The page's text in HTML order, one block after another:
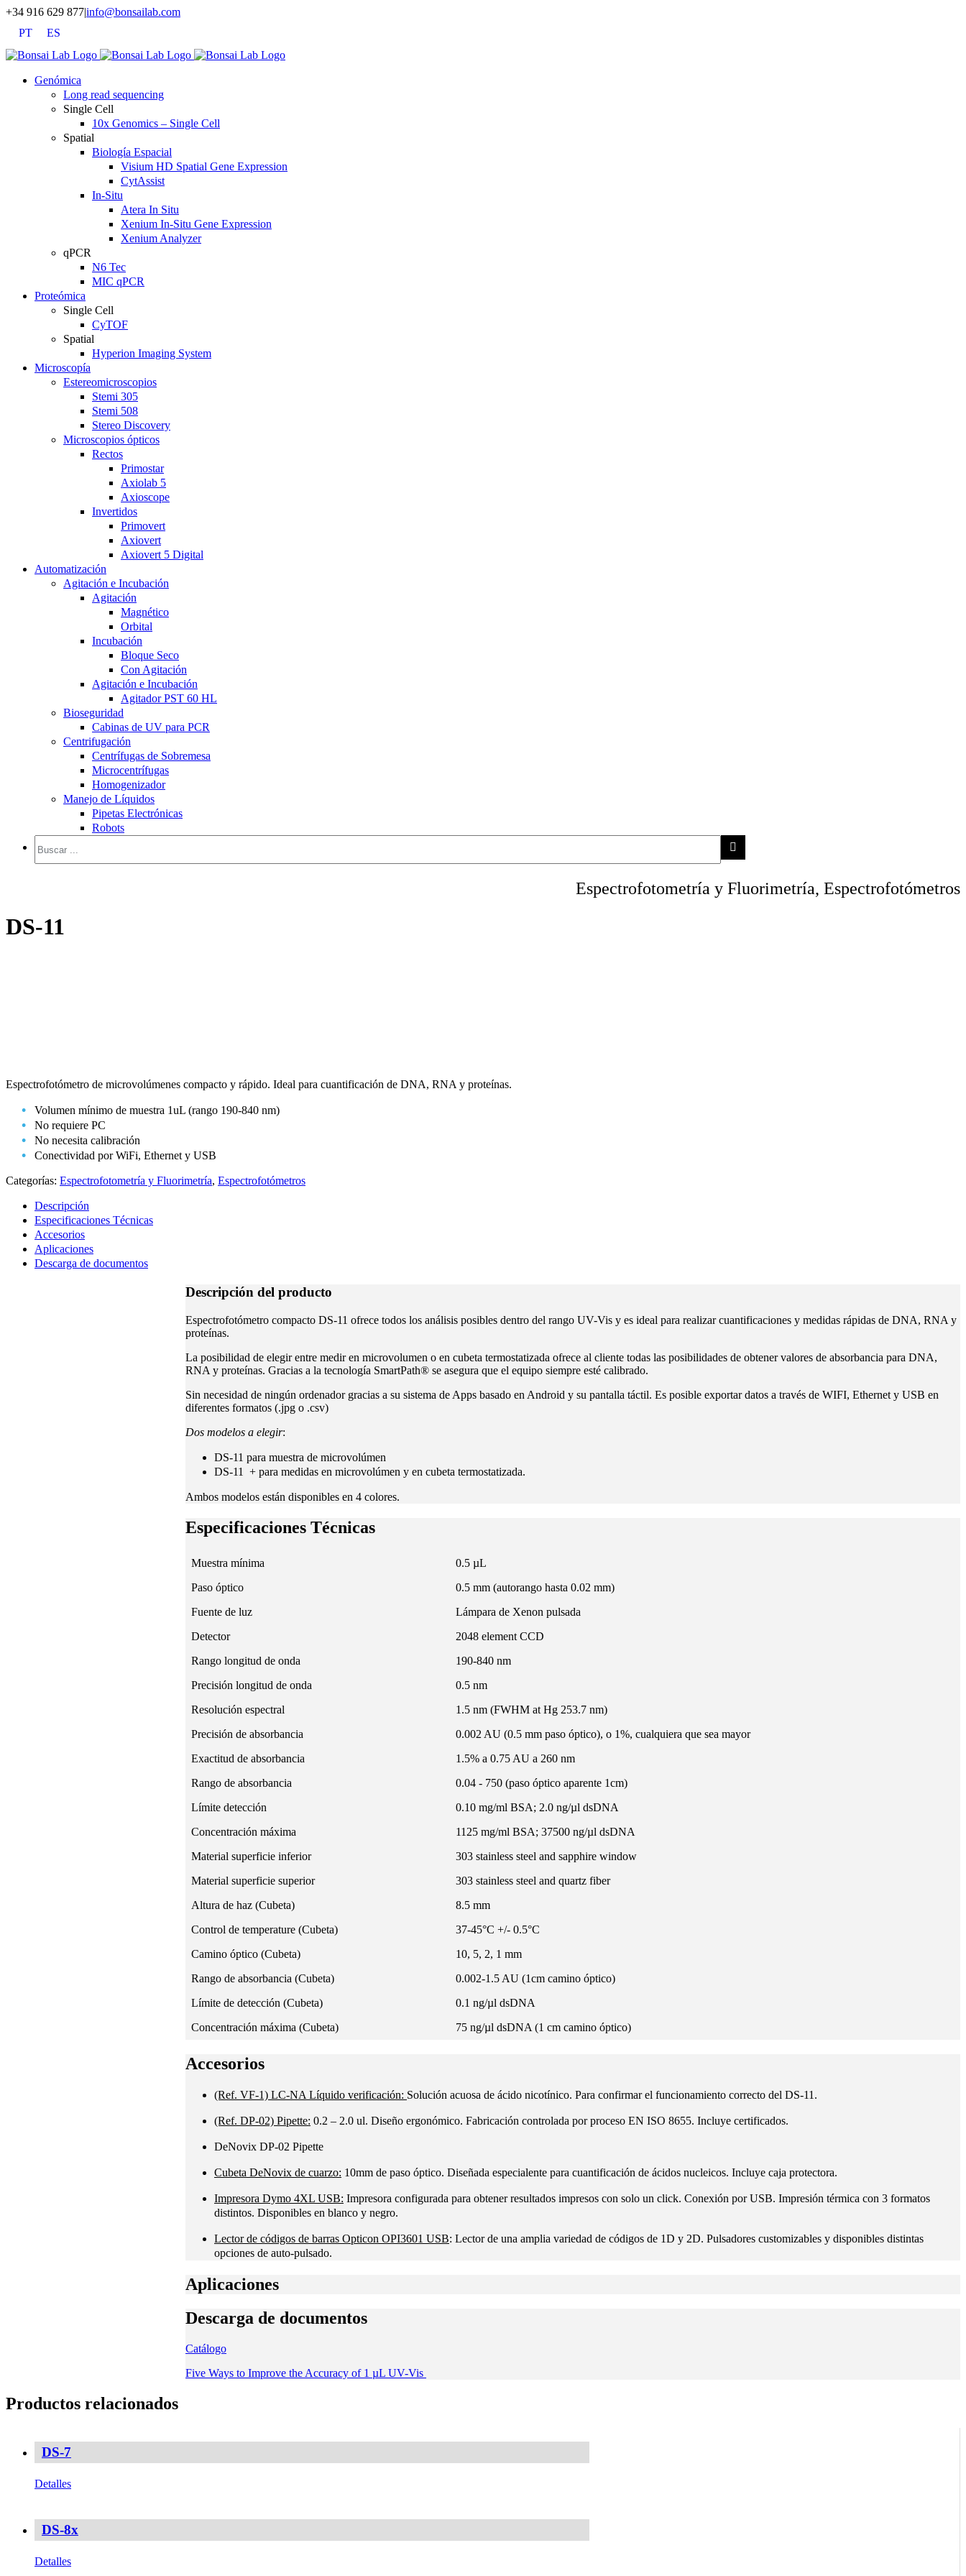
Saltar
contenido
+34 916 629 877|info@bonsailab.com
PT
ES
X
LinkedIn
YouTube
Genómica
Long read sequencing
Single Cell
10x Genomics – Single Cell
Spatial
Biología Espacial
Visium HD Spatial Gene Expression
CytAssist
In-Situ
Atera In Situ
Xenium In-Situ Gene Expression
Xenium Analyzer
qPCR
N6 Tec
MIC qPCR
Proteómica
Single Cell
CyTOF
Spatial
Hyperion Imaging System
Microscopía
Estereomicroscopios
Stemi 305
Stemi 508
Stereo Discovery
Microscopios ópticos
Rectos
Primostar
Axiolab 5
Axioscope
Invertidos
Primovert
Axiovert
Axiovert 5 Digital
Automatización
Agitación e Incubación
Agitación
Magnético
Orbital
Incubación
Bloque Seco
Con Agitación
Agitación e Incubación
Agitador PST 60 HL
Bioseguridad
Cabinas de UV para PCR
Centrifugación
Centrífugas de Sobremesa
Microcentrífugas
Homogenizador
Manejo de Líquidos
Pipetas Electrónicas
Robots
Espectrofotometría y Fluorimetría, Espectrofotómetros
DS-11
Espectrofotómetro de microvolúmenes compacto y rápido. Ideal para cuantificación de DNA, RNA y proteínas.
Volumen mínimo de muestra 1uL (rango 190-840 nm)
No requiere PC
No necesita calibración
Conectividad por WiFi, Ethernet y USB
Categorías: Espectrofotometría y Fluorimetría, Espectrofotómetros
Descripción
Especificaciones Técnicas
Accesorios
Aplicaciones
Descarga de documentos
Descripción del producto
Espectrofotómetro compacto DS-11 ofrece todos los análisis posibles dentro del rango UV-Vis y es ideal para realizar cuantificaciones y medidas rápidas de DNA, RNA y
proteínas.
La posibilidad de elegir entre medir en microvolumen o en cubeta termostatizada ofrece al cliente todas las posibilidades de obtener valores de absorbancia para DNA,
RNA y proteínas. Gracias a la tecnología SmartPath® se asegura que el equipo siempre esté calibrado.
Sin necesidad de ningún ordenador gracias a su sistema de Apps basado en Android y su pantalla táctil. Es posible exportar datos a través de WIFI, Ethernet y USB en
diferentes formatos (.jpg o .csv)
Dos modelos a elegir:
DS-11 para muestra de microvolúmen
DS-11 + para medidas en microvolúmen y en cubeta termostatizada.
Ambos modelos están disponibles en 4 colores.
Especificaciones Técnicas
Muestra mínima
0.5 µL
Paso óptico
0.5 mm (autorango hasta 0.02 mm)
Fuente de luz
Lámpara de Xenon pulsada
Detector
2048 element CCD
Rango longitud de onda
190-840 nm
Precisión longitud de onda
0.5 nm
Resolución espectral
1.5 nm (FWHM at Hg 253.7 nm)
Precisión de absorbancia
0.002 AU (0.5 mm paso óptico), o 1%, cualquiera que sea mayor
Exactitud de absorbancia
1.5% a 0.75 AU a 260 nm
Rango de absorbancia
0.04 - 750 (paso óptico aparente 1cm)
Límite detección
0.10 mg/ml BSA; 2.0 ng/µl dsDNA
Concentración máxima
1125 mg/ml BSA; 37500 ng/µl dsDNA
Material superficie inferior
303 stainless steel and sapphire window
Material superficie superior
303 stainless steel and quartz fiber
Altura de haz (Cubeta)
8.5 mm
Control de temperature (Cubeta)
37-45°C +/- 0.5°C
Camino óptico (Cubeta)
10, 5, 2, 1 mm
Rango de absorbancia (Cubeta)
0.002-1.5 AU (1cm camino óptico)
Límite de detección (Cubeta)
0.1 ng/µl dsDNA
Concentración máxima (Cubeta)
75 ng/µl dsDNA (1 cm camino óptico)
Accesorios
(Ref. VF-1) LC-NA Líquido verificación: Solución acuosa de ácido nicotínico. Para confirmar el funcionamiento correcto del DS-11.
(Ref. DP-02) Pipette: 0.2 – 2.0 ul. Diseño ergonómico. Fabricación controlada por proceso EN ISO 8655. Incluye certificados.
DeNovix DP-02 Pipette
Cubeta DeNovix de cuarzo: 10mm de paso óptico. Diseñada especialente para cuantificación de ácidos nucleicos. Incluye caja protectora.
Impresora Dymo 4XL USB: Impresora configurada para obtener resultados impresos con solo un click. Conexión por USB. Impresión térmica con 3 formatos
distintos. Disponibles en blanco y negro.
Lector de códigos de barras Opticon OPI3601 USB: Lector de una amplia variedad de códigos de 1D y 2D. Pulsadores customizables y disponibles distintas
opciones de auto-pulsado.
Aplicaciones
Descarga de documentos
Catálogo
Five Ways to Improve the Accuracy of 1 µL UV-Vis
Productos relacionados
DS-7
Detalles
DS-8x
Detalles